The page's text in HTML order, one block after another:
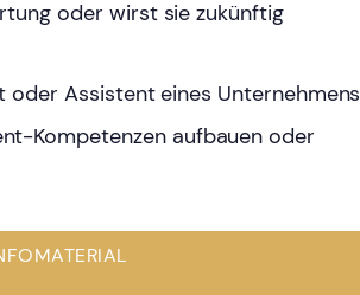
oder wirst sie zukünftig
Assistent eines Unternehmens
Kompetenzen aufbauen oder